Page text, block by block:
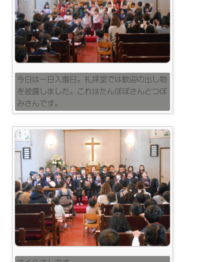
今日は一日入園日。礼拝堂では歓迎の出し物
を披露しました。これはたんぽぽさんとつぼ
みさんです。